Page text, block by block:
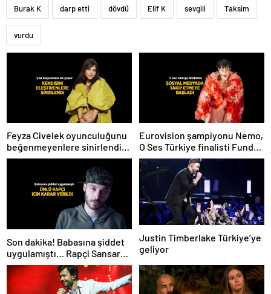
Burak K darp etti dövdü Elif K sevgili Taksim
vurdu
Feyza Civelek oyunculuğunu
beğenmeyenlere sinirlendi!
‘Çok biliyorsanız siz yapın’
Eurovision şampiyonu Nemo,
O Ses Türkiye finalisti Funda
Kayacık’ı Instagram’da takibe
aldı
Son dakika! Babasına şiddet
uygulamıştı… Rapçi Sansar
Salvo için karar verildi
Justin Timberlake Türkiye’ye
geliyor